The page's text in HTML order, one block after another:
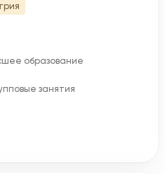
образование
занятия